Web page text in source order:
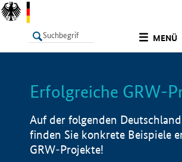
MENÜ
LISTE
Erfolgreiche GRW-
Auf der folgenden
finden Sie konkrete Beispiele
GRW-Projekte!